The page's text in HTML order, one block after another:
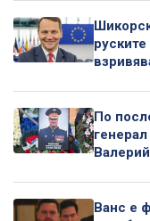
По
Ванс е